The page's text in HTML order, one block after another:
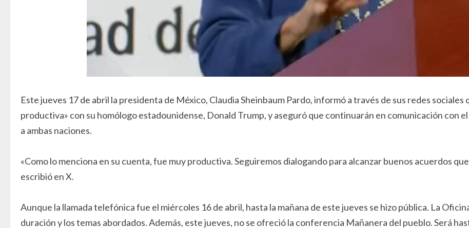
Este jueves 17 de abril la presidenta de México, Claudia Sheinbaum Pardo, informó a través de sus redes sociales
productiva» con su homólogo estadounidense, Donald Trump, y aseguró que continuarán en comunicación con
a ambas naciones.
«Como lo menciona en su cuenta, fue muy productiva. Seguiremos dialogando para alcanzar buenos acuerdos
escribió en X.
Aunque la llamada telefónica fue el miércoles 16 de abril, hasta la mañana de este jueves se hizo pública. La
duración y los temas abordados. Además, este jueves, no se ofreció la conferencia Mañanera del pueblo. Será